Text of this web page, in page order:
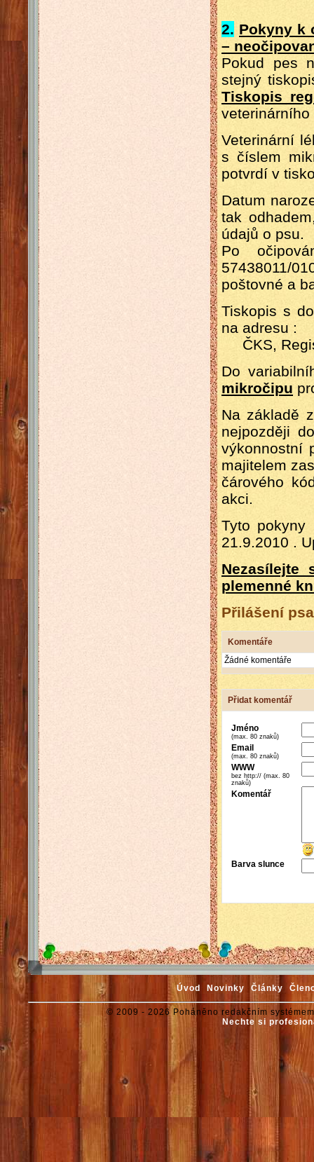
2. Pokyny k
–
Pokud pes
stejný
Tiskopis
Veterinární
s číslem
potvrdí v
Datum
tak
údajů o psu.
Po
57438011/
poštovné a
Tiskopis s
na adresu :
ČKS,
Do
mikročipu
Na základě
nejpozději
výkonnostní
majitelem
čárového
akci.
Tyto pokyny
21.9.2010 .
Nezasílejte
plemenné
Přilášení
Komentáře
Žádné komentáře
Přidat komentář
Jméno
(max. 80 znaků)
Email
(max. 80 znaků)
WWW
bez http:// (max. 80
znaků)
Komentář
Barva slunce
Úvod Novinky Články
© 2009 - 2026 Poháněno redakčním
Nechte si